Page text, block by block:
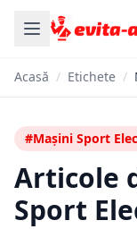
Acasă / Etichete /
#Mașini Sport
Articole
Sport